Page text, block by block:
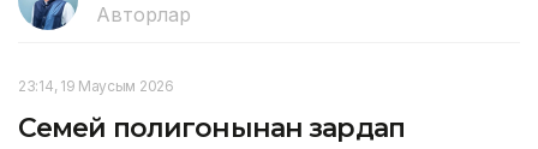
Авторлар
23:14, 19 Маусым 2026
Семей полигонынан зардап